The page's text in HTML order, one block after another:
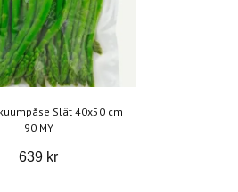
Slät 40x50 cm
90 MY
639 kr